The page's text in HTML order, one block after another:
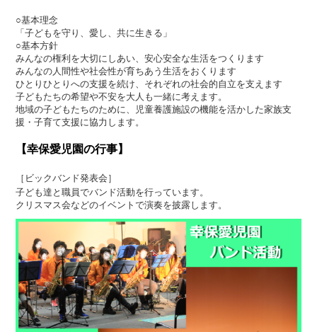
○基本理念
「子どもを守り、愛し、共に生きる」
○基本方針
みんなの権利を大切にしあい、安心安全な生活をつくります
みんなの人間性や社会性が育ちあう生活をおくります
ひとりひとりへの支援を続け、それぞれの社会的自立を支えます
子どもたちの希望や不安を大人も一緒に考えます。
地域の子どもたちのために、児童養護施設の機能を活かした家族支
援・子育て支援に協力します。
【幸保愛児園の行事】
［ビックバンド発表会］
子ども達と職員でバンド活動を行っています。
クリスマス会などのイベントで演奏を披露します。